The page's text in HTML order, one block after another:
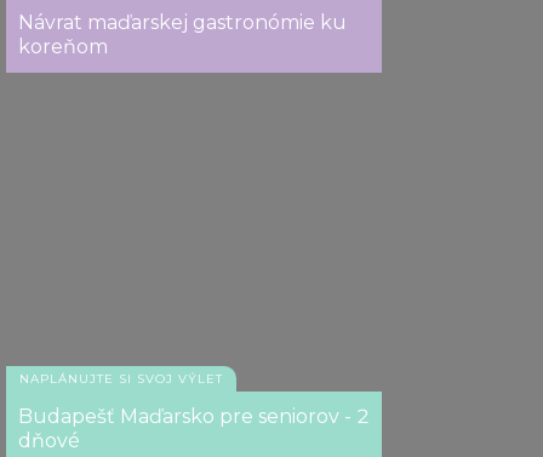
Návrat maďarskej gastronómie ku
koreňom
NAPLÁNUJTE SI SVOJ VÝLET
Budapešť Maďarsko pre seniorov - 2
dňové